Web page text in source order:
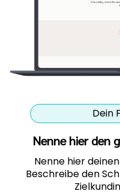
Dein
Nenne hier den
Nenne hier
Beschreibe den